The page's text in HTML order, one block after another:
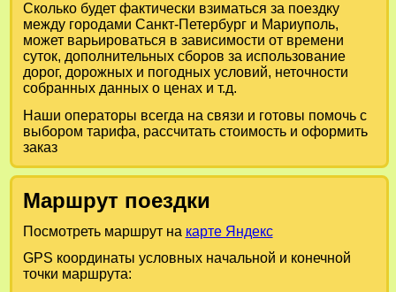
Сколько будет фактически взиматься за поездку
между городами Санкт-Петербурги Мариуполь,
может варьироваться в зависимости от времени
суток, дополнительных сборов за использование
дорог, дорожных и погодных условий, неточности
собранных данных о ценах и т.д.
Наши операторы всегда на связи и готовы помочь с
выбором тарифа, рассчитать стоимость и оформить
заказ
Маршрут поездки
Посмотреть маршрут на карте Яндекс
GPS координаты условных начальной и конечной
точки маршрута: